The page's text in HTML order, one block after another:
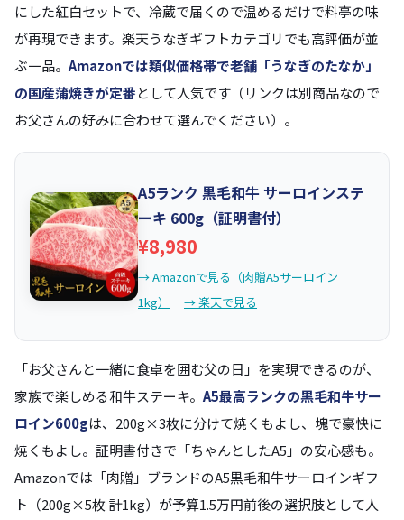
にした紅白セットで、冷蔵で届くので温めるだけで料亭の味
が再現できます。楽天うなぎギフトカテゴリでも高評価が並
ぶ一品。 Amazonでは類似価格帯で老舗「うなぎのたなか」
の国産蒲焼きが定番として人気です（リンクは別商品なので
お父さんの好みに合わせて選んでください）。
A5ランク 黒毛和牛 サーロインステ
ーキ 600g（証明書付）
¥8,980
→ Amazonで見る（肉贈A5サーロイン
1kg）
→ 楽天で見る
「お父さんと一緒に食卓を囲む父の日」を実現できるのが、
家族で楽しめる和牛ステーキ。 A5最高ランクの黒毛和牛サー
ロイン600gは、200g×3枚に分けて焼くもよし、塊で豪快に
焼くもよし。証明書付きで「ちゃんとしたA5」の安心感も。
Amazonでは「肉贈」ブランドのA5黒毛和牛サーロインギフ
ト（200g×5枚 計1kg）が予算1.5万円前後の選択肢として人